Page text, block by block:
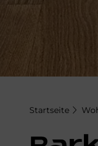
Startseite